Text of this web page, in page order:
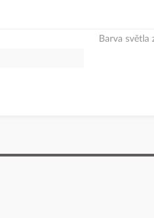
Barva světla